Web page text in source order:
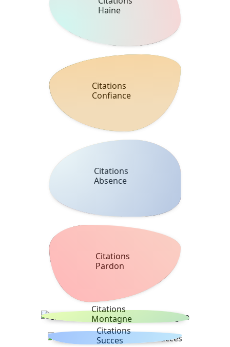
Haine
Citations
Confiance
Citations
Absence
Citations
Pardon
Citations
Montagne
Citations
Succes